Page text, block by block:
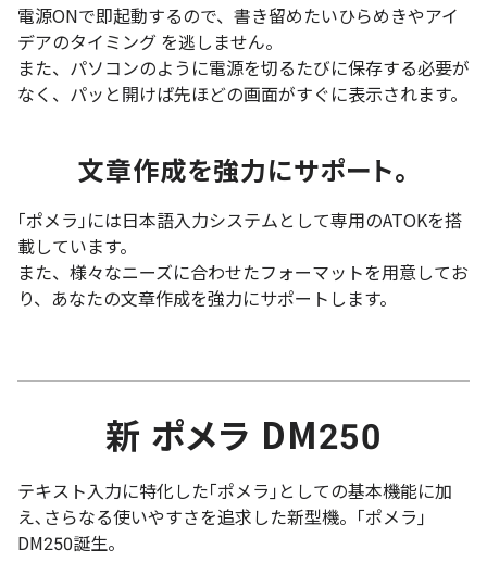
電源ONで即起動するので、書き留めたいひらめきやアイ
デアのタイミング を逃しません。
また、パソコンのように電源を切るたびに保存する必要が
なく、パッと開けば先ほどの画面がすぐに表示されます。
文章作成を強力にサポート。
｢ポメラ｣には日本語入力システムとして専用のATOKを搭
載しています。
また、様々なニーズに合わせたフォーマットを用意してお
り、あなたの文章作成を強力にサポートします。
新 ポメラ DM250
テキスト入力に特化した｢ポメラ｣としての基本機能に加
え､さらなる使いやすさを追求した新型機。｢ポメラ｣
DM250誕生。